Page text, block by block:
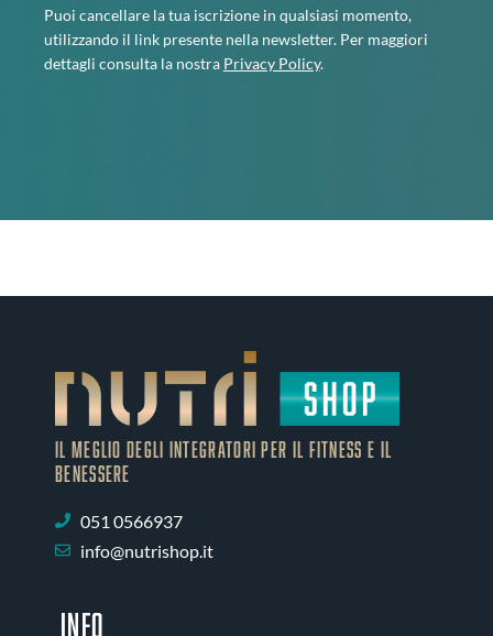
Puoi cancellare la tua iscrizione in qualsiasi momento,
utilizzando il link presente nella newsletter. Per maggiori
dettagli consulta la nostra Privacy Policy.
IL MEGLIO DEGLI Integratori PER IL FITNESS E IL
BENESSERE
051 0566937
info@nutrishop.it
INFO